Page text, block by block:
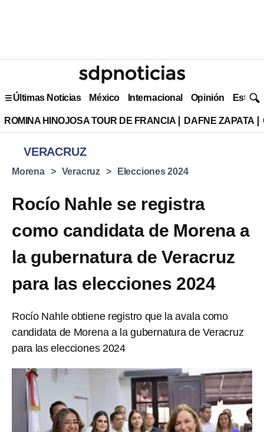
Últimas Noticias México Internacional Opinión Estilo
ROMINA HINOJOSA TOUR DE FRANCIA DAFNE ZAPATA
VERACRUZ
Morena Veracruz Elecciones 2024
Rocío Nahle se registra
como candidata de Morena a
la gubernatura de Veracruz
para las elecciones 2024
Rocío Nahle obtiene registro que la avala como
candidata de Morena a la gubernatura de Veracruz
para las elecciones 2024